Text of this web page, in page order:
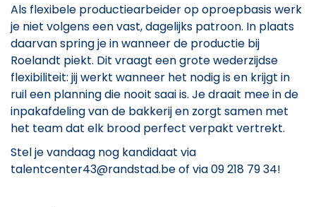
Als flexibele productiearbeider op oproepbasis werk
je niet volgens een vast, dagelijks patroon. In plaats
daarvan spring je in wanneer de productie bij
Roelandt piekt. Dit vraagt een grote wederzijdse
flexibiliteit: jij werkt wanneer het nodig is en krijgt in
ruil een planning die nooit saai is. Je draait mee in de
inpakafdeling van de bakkerij en zorgt samen met
het team dat elk brood perfect verpakt vertrekt.
Stel je vandaag nog kandidaat via
talentcenter43@randstad.be of via 09 218 79 34!